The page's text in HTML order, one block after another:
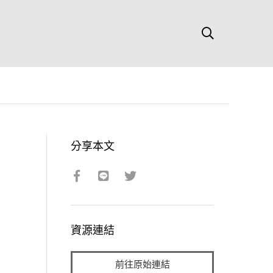
分享本文
資源連結
前往原始連結